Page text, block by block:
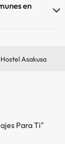
en
Asakusa
Para Ti"